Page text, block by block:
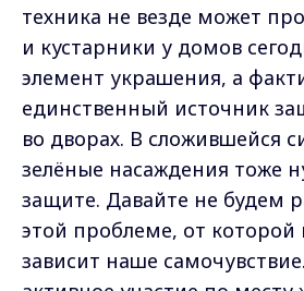
техника не везде может
и кустарники у домов
элемент украшения, а
единственный источник
во дворах. В сложившейся
зелёные насаждения тоже
защите. Давайте не будем
этой проблеме, от
зависит наше